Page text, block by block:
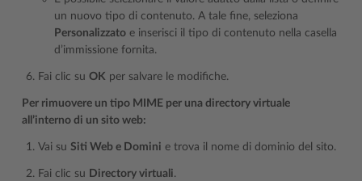
un nuovo tipo di contenuto. A tale fine, seleziona
Personalizzato e inserisci il tipo di contenuto nella casella
d’immissione fornita.
Fai clic su OK per salvare le modifiche.
Per rimuovere un tipo MIME per una directory virtuale
all’interno di un sito web:
Vai su Siti Web e Domini e trova il nome di dominio del sito.
Fai clic su Directory virtuali.